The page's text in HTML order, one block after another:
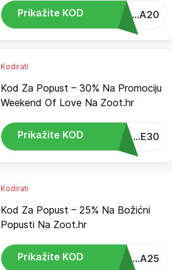
Prikažite KOD ...A20
Kodirati
Kod Za Popust – 30% Na Promociju
Weekend Of Love Na Zoot.hr
Prikažite KOD ...E30
Kodirati
Kod Za Popust – 25% Na Božićni
Popusti Na Zoot.hr
Prikažite KOD ...A25